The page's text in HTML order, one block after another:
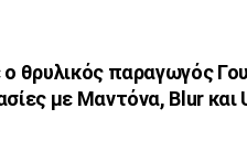
θρυλικός παραγωγός
με Μαντόνα, Blur και